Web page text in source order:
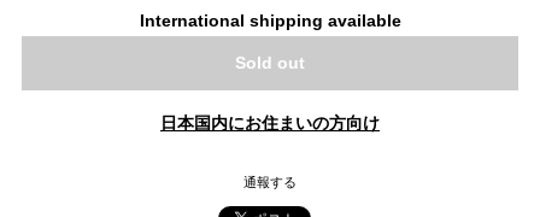
International shipping available
Sold out
日本国内にお住まいの方向け
通報する